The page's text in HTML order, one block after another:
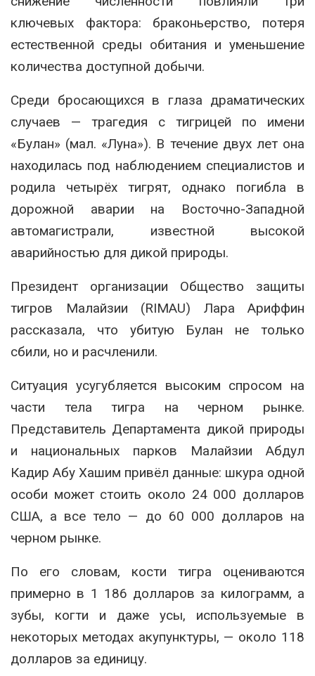
ключевых фактора: браконьерство, потеря
естественной среды обитания и уменьшение
количества доступной добычи.
Среди бросающихся в глаза драматических
случаев — трагедия с тигрицей по имени
«Булан» (мал. «Луна»). В течение двух лет она
находилась под наблюдением специалистов и
родила четырёх тигрят, однако погибла в
дорожной аварии на Восточно-Западной
автомагистрали, известной высокой
аварийностью для дикой природы.
Президент организации Общество
защиты
тигров
Малайзии (RIMAU) Лара Ариффин
рассказала, что убитую Булан не только
сбили, но и расчленили.
Ситуация усугубляется высоким спросом на
части тела тигра на черном рынке.
Представитель Департамента дикой природы
и национальных парков Малайзии Абдул
Кадир Абу Хашим привёл данные: шкура одной
особи может стоить около 24 000 долларов
США, а все тело — до 60 000 долларов на
черном рынке.
По его словам, кости тигра оцениваются
примерно в 1 186 долларов за килограмм, а
зубы, когти и даже усы, используемые в
некоторых методах акупунктуры, — около 118
долларов за единицу.